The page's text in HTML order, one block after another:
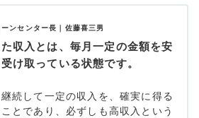
ンセンター長｜ 佐藤喜三男
収入とは、毎月一定の金額を安
け取っている状態です。
続して一定の収入を、確実に得る
とであり、必ずしも高収入という